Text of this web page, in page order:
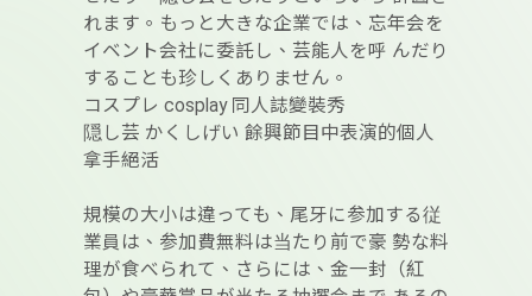
れます。もっと大きな企業では、忘年会を
イベント会社に委託し、芸能人を呼 んだり
することも珍しくありません。
コスプレ cosplay 同人誌變裝秀
隠し芸 かくしげい 餘興節目中表演的個人
拿手絕活
規模の大小は違っても、尾牙に参加する従
業員は、参加費無料は当たり前で豪 勢な料
理が食べられて、さらには、金一封（紅